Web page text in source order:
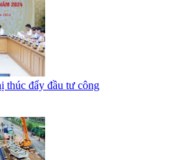
thúc đẩy đầu tư công